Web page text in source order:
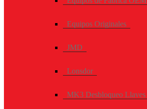
Equipos Originales
JMD
Lonsdor
MK3 Desbloqueo Llaves